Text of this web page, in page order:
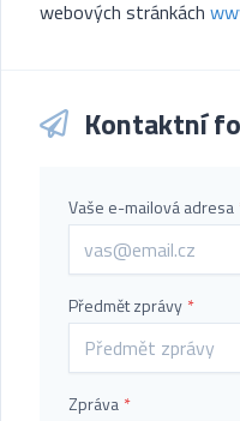
webových stránkách
Kontaktní
Vaše e-mailová adresa
Předmět zprávy *
Zpráva *